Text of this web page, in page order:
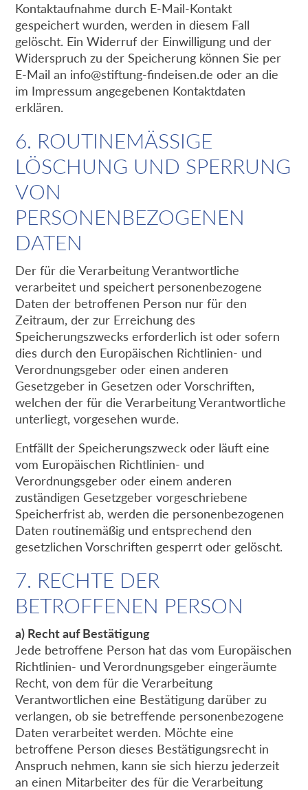
Kontaktaufnahme durch E-Mail-Kontakt
gespeichert wurden, werden in diesem Fall
gelöscht. Ein Widerruf der Einwilligung und der
Widerspruch zu der Speicherung können Sie per
E-Mail an info@stiftung-findeisen.de oder an die
im Impressum angegebenen Kontaktdaten
erklären.
6. ROUTINEMÄSSIGE L
ÖSCHUNG UND SPERRUNG V
ON P
ERSONENBEZOGENEN D
ATEN
Der für die Verarbeitung Verantwortliche
verarbeitet und speichert personenbezogene
Daten der betroffenen Person nur für den
Zeitraum, der zur Erreichung des
Speicherungszwecks erforderlich ist oder sofern
dies durch den Europäischen Richtlinien- und
Verordnungsgeber oder einen anderen
Gesetzgeber in Gesetzen oder Vorschriften,
welchen der für die Verarbeitung Verantwortliche
unterliegt, vorgesehen wurde.
Entfällt der Speicherungszweck oder läuft eine
vom Europäischen Richtlinien- und
Verordnungsgeber oder einem anderen
zuständigen Gesetzgeber vorgeschriebene
Speicherfrist ab, werden die personenbezogenen
Daten routinemäßig und entsprechend den
gesetzlichen Vorschriften gesperrt oder gelöscht.
7. RECHTE DER
BETROFFENEN PERSON
a) Recht auf Bestätigung
Jede betroffene Person hat das vom Europäischen
Richtlinien- und Verordnungsgeber eingeräumte
Recht, von dem für die Verarbeitung
Verantwortlichen eine Bestätigung darüber zu
verlangen, ob sie betreffende personenbezogene
Daten verarbeitet werden. Möchte eine
betroffene Person dieses Bestätigungsrecht in
Anspruch nehmen, kann sie sich hierzu jederzeit
an einen Mitarbeiter des für die Verarbeitung